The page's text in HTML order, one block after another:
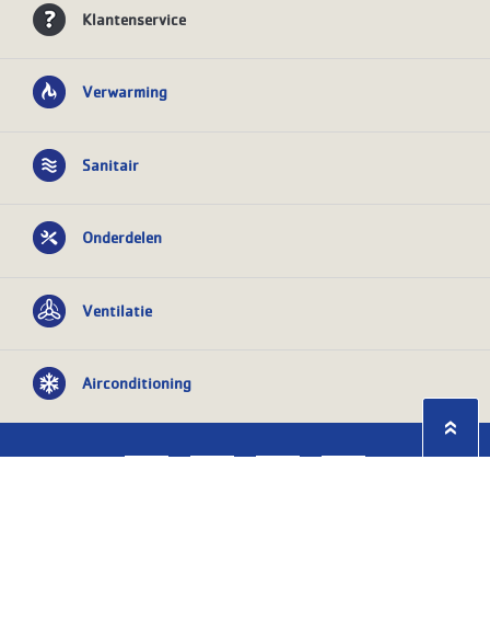
Klantenservice
Verwarming
Sanitair
Onderdelen
Ventilatie
Airconditioning